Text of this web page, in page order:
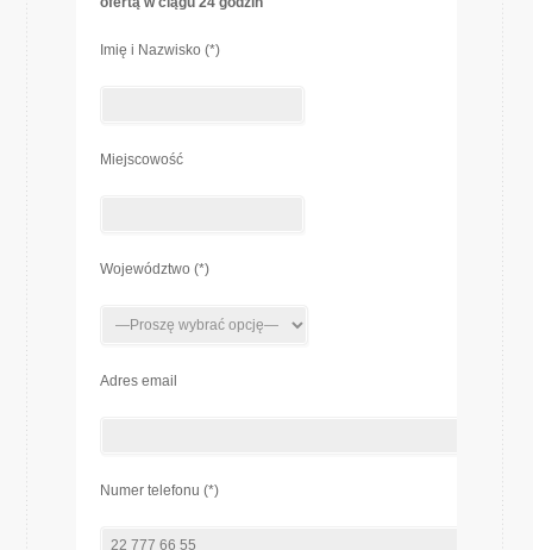
Imię i Nazwisko (*)
Miejscowość
Województwo (*)
Adres email
Numer telefonu (*)